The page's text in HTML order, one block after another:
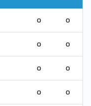
0 0
0 0
0 0
0 0